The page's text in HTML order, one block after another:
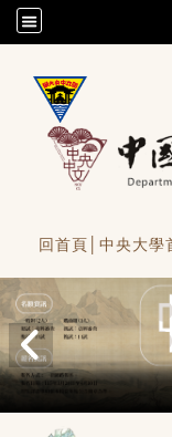
/accesskey""
回首頁│ 中央大學